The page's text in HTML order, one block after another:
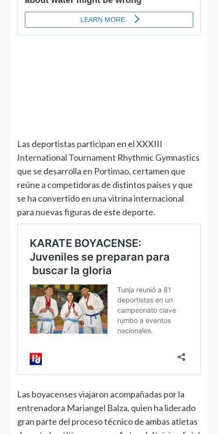
Las deportistas participan en el XXXIII
International Tournament Rhythmic Gymnastics
que se desarrolla en Portimao, certamen que
reúne a competidoras de distintos países y que
se ha convertido en una vitrina internacional
para nuevas figuras de este deporte.
Las boyacenses viajaron acompañadas por la
entrenadora Mariangel Balza, quien ha liderado
gran parte del proceso técnico de ambas atletas